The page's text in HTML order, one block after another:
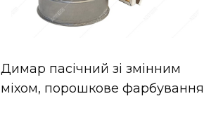
Димар пасічний зі змінним
міхом, порошкове фарбування